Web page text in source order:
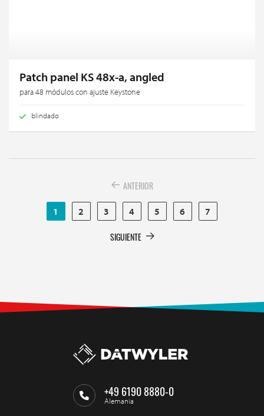
Patch panel KS 48x-a, angled
para 48 módulos con ajuste Keystone
blindado
ANTERIOR
1 2 3 4 5 6 7
SIGUIENTE
+49 6190 8880-0
Alemania